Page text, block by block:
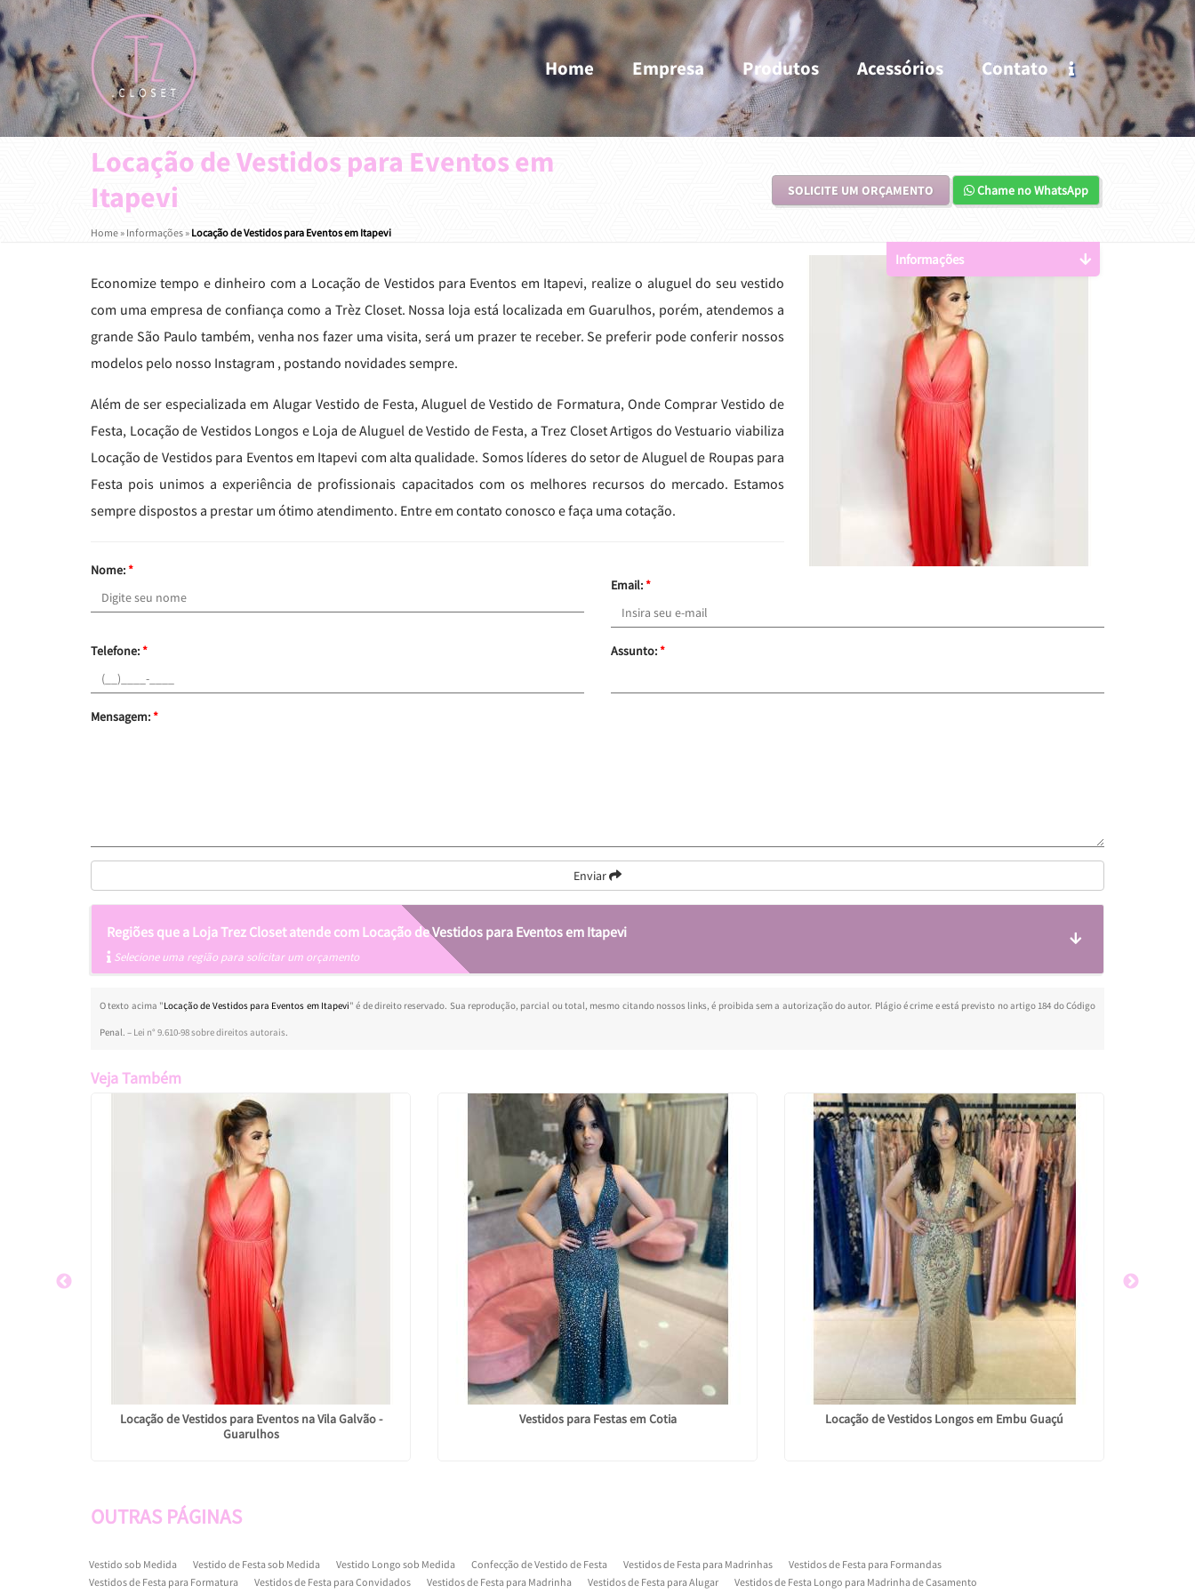
Home Empresa Produtos Acessórios Contato
Locação de Vestidos para Eventos em
Itapevi
Home » Informações » Locação de Vestidos para Eventos em Itapevi
SOLICITE UM ORÇAMENTO Chame no WhatsApp
Economize tempo e dinheiro com a Locação de Vestidos para Eventos em Itapevi, realize o aluguel do seu vestido
com uma empresa de confiança como a Trèz Closet. Nossa loja está localizada em Guarulhos, porém, atendemos a
grande São Paulo também, venha nos fazer uma visita, será um prazer te receber. Se preferir pode conferir nossos
modelos pelo nosso Instagram , postando novidades sempre.
Além de ser especializada em Alugar Vestido de Festa, Aluguel de Vestido de Formatura, Onde Comprar Vestido de
Festa, Locação de Vestidos Longos e Loja de Aluguel de Vestido de Festa, a Trez Closet Artigos do Vestuario viabiliza
Locação de Vestidos para Eventos em Itapevi com alta qualidade. Somos líderes do setor de Aluguel de Roupas para
Festa pois unimos a experiência de profissionais capacitados com os melhores recursos do mercado. Estamos
sempre dispostos a prestar um ótimo atendimento. Entre em contato conosco e faça uma cotação.
Nome:*
Email:*
Telefone:* Assunto:*
Mensagem:*
Enviar
Regiões que a Loja Trez Closet atende com Locação de Vestidos para Eventos em Itapevi
Selecione uma região para solicitar um orçamento
O texto acima "Locação de Vestidos para Eventos em Itapevi" é de direito reservado. Sua reprodução, parcial ou total, mesmo citando nossos links, é proibida sem a autorização do autor. Plágio é crime e está previsto no artigo 184 do Código
Penal. – Lei n° 9.610-98 sobre direitos autorais.
Informações
Veja Também
Locação de Vestidos para Eventos na Vila Galvão -
Guarulhos
Vestidos para Festas em Cotia Locação de Vestidos Longos em Embu Guaçú
OUTRAS PÁGINAS
Vestido sob Medida Vestido de Festa sob Medida Vestido Longo sob Medida Confecção de Vestido de Festa Vestidos de Festa para Madrinhas
Vestidos de Festa para Formandas
Vestidos de Festa para Formatura
Vestidos de Festa para Convidados Vestidos de Festa para Madrinha Vestidos de Festa para Alugar Vestidos de Festa Longo para Madrinha de Casamento